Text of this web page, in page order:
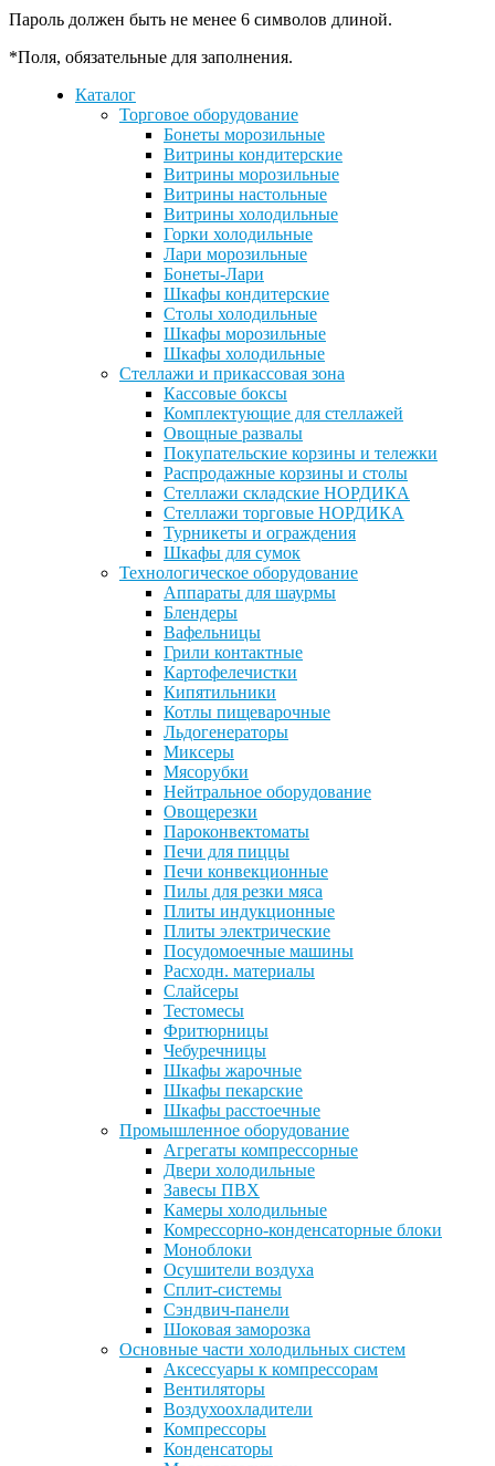
Пароль должен быть не менее 6 символов длиной.
*Поля, обязательные для заполнения.
Каталог
Торговое оборудование
Бонеты морозильные
Витрины кондитерские
Витрины морозильные
Витрины настольные
Витрины холодильные
Горки холодильные
Лари морозильные
Бонеты-Лари
Шкафы кондитерские
Столы холодильные
Шкафы морозильные
Шкафы холодильные
Стеллажи и прикассовая зона
Кассовые боксы
Комплектующие для стеллажей
Овощные развалы
Покупательские корзины и тележки
Распродажные корзины и столы
Стеллажи складские НОРДИКА
Стеллажи торговые НОРДИКА
Турникеты и ограждения
Шкафы для сумок
Технологическое оборудование
Аппараты для шаурмы
Блендеры
Вафельницы
Грили контактные
Картофелечистки
Кипятильники
Котлы пищеварочные
Льдогенераторы
Миксеры
Мясорубки
Нейтральное оборудование
Овощерезки
Пароконвектоматы
Печи для пиццы
Печи конвекционные
Пилы для резки мяса
Плиты индукционные
Плиты электрические
Посудомоечные машины
Расходн. материалы
Слайсеры
Тестомесы
Фритюрницы
Чебуречницы
Шкафы жарочные
Шкафы пекарские
Шкафы расстоечные
Промышленное оборудование
Агрегаты компрессорные
Двери холодильные
Завесы ПВХ
Камеры холодильные
Комрессорно-конденсаторные блоки
Моноблоки
Осушители воздуха
Сплит-системы
Сэндвич-панели
Шоковая заморозка
Основные части холодильных систем
Аксессуары к компрессорам
Вентиляторы
Воздухоохладители
Компрессоры
Конденсаторы